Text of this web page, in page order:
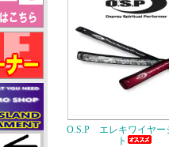
O.S.P エレキワイヤー
ト